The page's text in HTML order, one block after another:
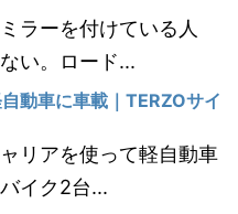
ラーを付けている人
い。ロード...
動車に車載｜TERZOサイ
リアを使って軽自動車
イク2台...